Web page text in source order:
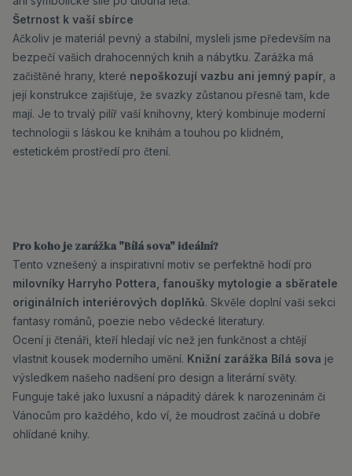
Šetrnost k vaší sbírce
Ačkoliv je materiál pevný a stabilní, mysleli jsme především na
bezpečí vašich drahocenných knih a nábytku. Zarážka má
začištěné hrany, které nepoškozují vazbu ani jemný papír , a
její konstrukce zajišťuje, že svazky zůstanou přesně tam, kde
mají. Je to trvalý pilíř vaší knihovny, který kombinuje moderní
technologii s láskou ke knihám a touhou po klidném,
estetickém prostředí pro čtení.
Pro koho je zarážka "Bílá sova" ideální?
Tento vznešený a inspirativní motiv se perfektně hodí pro
milovníky Harryho Pottera, fanoušky mytologie a sběratele
originálních interiérových doplňků. Skvěle doplní vaši sekci
fantasy románů, poezie nebo vědecké literatury.
Ocení ji čtenáři, kteří hledají víc než jen funkčnost a chtějí
vlastnit kousek moderního umění. Knižní zarážka Bílá sova je
výsledkem našeho nadšení pro design a literární světy.
Funguje také jako luxusní a nápaditý dárek k narozeninám či
Vánocům pro každého, kdo ví, že moudrost začíná u dobře
ohlídané knihy.